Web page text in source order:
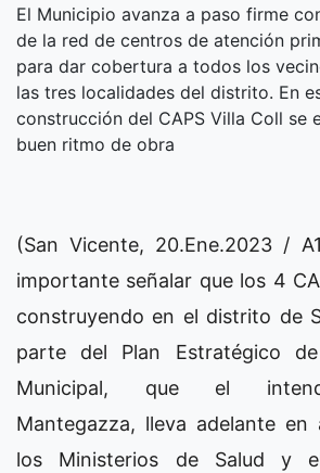
El Municipio avanza a paso firme
de la red de centros de atención
para dar cobertura a todos los
las tres localidades del distrito. En
construcción del CAPS Villa Coll se
buen ritmo de obra
(San Vicente, 20.Ene.2023 /
importante señalar que los 4
construyendo en el distrito de
parte del Plan Estratégico
Municipal, que el
Mantegazza, lleva adelante en
los Ministerios de Salud y